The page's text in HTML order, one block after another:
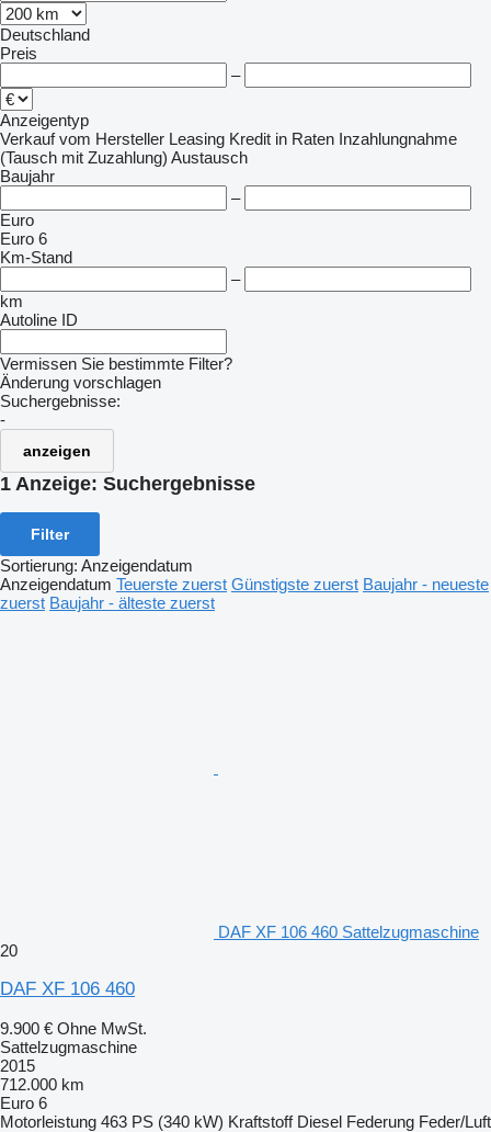
Deutschland
Preis
–
Anzeigentyp
Verkauf vom Hersteller Leasing Kredit in Raten Inzahlungnahme
(Tausch mit Zuzahlung) Austausch
Baujahr
–
Euro
Euro 6
Km-Stand
–
km
Autoline ID
Vermissen Sie bestimmte Filter?
Änderung vorschlagen
Suchergebnisse:
-
anzeigen
1 Anzeige: Suchergebnisse
Filter
Sortierung: Anzeigendatum
Anzeigendatum Teuerste zuerst Günstigste zuerst Baujahr - neueste
zuerst Baujahr - älteste zuerst
DAF XF 106 460 Sattelzugmaschine
20
DAF XF 106 460
9.900 € Ohne MwSt.
Sattelzugmaschine
2015
712.000 km
Euro 6
Motorleistung 463 PS (340 kW) Kraftstoff Diesel Federung Feder/Luft